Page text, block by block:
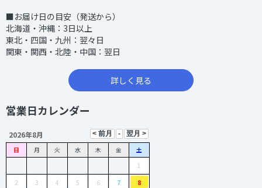
■お届け日の目安（発送から）
北海道・沖縄：3日以上
東北・四国・九州：翌々日
関東・関西・北陸・中国：翌日
詳しく見る
営業日カレンダー
2026年8月
日 月 火 水 木 金
土
1
2
3 4 5 6 7
8